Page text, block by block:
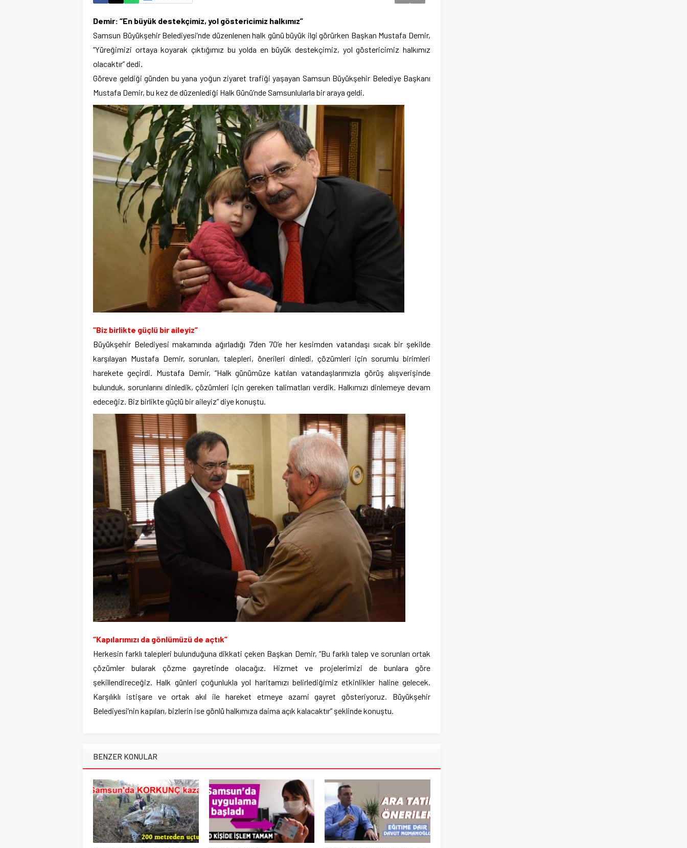
Demir: “En büyük destekçimiz, yol göstericimiz halkımız”
Samsun Büyükşehir Belediyesi’nde düzenlenen halk günü büyük ilgi görürken Başkan Mustafa Demir,
“Yüreğimizi ortaya koyarak çıktığımız bu yolda en büyük destekçimiz, yol göstericimiz halkımız
olacaktır” dedi.
Göreve geldiği günden bu yana yoğun ziyaret trafiği yaşayan Samsun Büyükşehir Belediye Başkanı
Mustafa Demir, bu kez de düzenlediği Halk Günü’nde Samsunlularla bir araya geldi.
“Biz birlikte güçlü bir aileyiz”
Büyükşehir Belediyesi makamında ağırladığı 7’den 70’e her kesimden vatandaşı sıcak bir şekilde
karşılayan Mustafa Demir, sorunları, talepleri, önerileri dinledi, çözümleri için sorumlu birimleri
harekete geçirdi. Mustafa Demir, “Halk günümüze katılan vatandaşlarımızla görüş alışverişinde
bulunduk, sorunlarını dinledik, çözümleri için gereken talimatları verdik. Halkımızı dinlemeye devam
edeceğiz. Biz birlikte güçlü bir aileyiz” diye konuştu.
“Kapılarımızı da gönlümüzü de açtık”
Herkesin farklı talepleri bulunduğuna dikkati çeken Başkan Demir, “Bu farklı talep ve sorunları ortak
çözümler bularak çözme gayretinde olacağız. Hizmet ve projelerimizi de bunlara göre
şekillendireceğiz. Halk günleri çoğunlukla yol haritamızı belirlediğimiz etkinlikler haline gelecek.
Karşılıklı istişare ve ortak akıl ile hareket etmeye azami gayret gösteriyoruz. Büyükşehir
Belediyesi’nin kapıları, bizlerin ise gönlü halkımıza daima açık kalacaktır” şeklinde konuştu.
BENZER KONULAR